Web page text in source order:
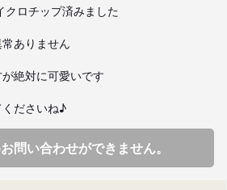
クロチップ済みました
ありません
絶対に可愛いです
ださいね♪
問い合わせができません。